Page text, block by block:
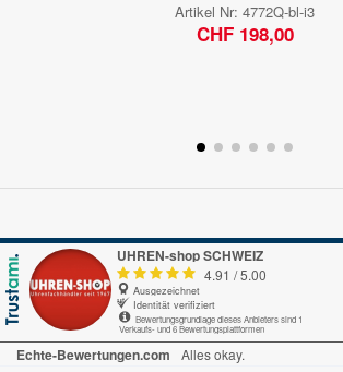
Artikel Nr: 4772Q-bl-i3
CHF 198,00
UHREN-shop SCHWEIZ
4.91 /5.00
Ausgezeichnet
Identität verifiziert
Bewertungsgrundlage dieses Anbieters sind 1
Verkaufs- und 6 Bewertungsplattformen
Echte-Bewertungen.com Alles okay.